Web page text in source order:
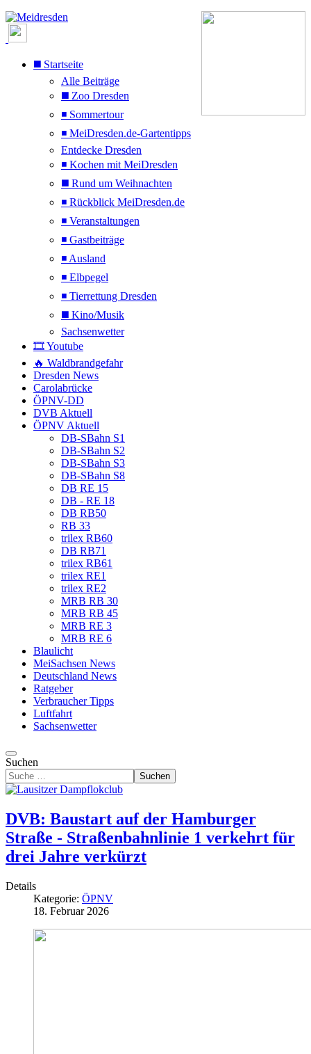
◼️ Startseite
Alle Beiträge
◼️ Zoo Dresden
◾ Sommertour
◾ MeiDresden.de-Gartentipps
Entdecke Dresden
◾ Kochen mit MeiDresden
◼️ Rund um Weihnachten
◾ Rückblick MeiDresden.de
◾ Veranstaltungen
◾ Gastbeiträge
◾ Ausland
◾ Elbpegel
◾ Tierrettung Dresden
◼️ Kino/Musik
Sachsenwetter
🎞️ Youtube
🔥 Waldbrandgefahr
Dresden News
Carolabrücke
ÖPNV-DD
DVB Aktuell
ÖPNV Aktuell
DB-SBahn S1
DB-SBahn S2
DB-SBahn S3
DB-SBahn S8
DB RE 15
DB - RE 18
DB RB50
RB 33
trilex RB60
DB RB71
trilex RB61
trilex RE1
trilex RE2
MRB RB 30
MRB RB 45
MRB RE 3
MRB RE 6
Blaulicht
MeiSachsen News
Deutschland News
Ratgeber
Verbraucher Tipps
Luftfahrt
Sachsenwetter
Suchen
Suchen
DVB: Baustart auf der Hamburger
Straße - Straßenbahnlinie 1 verkehrt für
drei Jahre verkürzt
Details
Kategorie: ÖPNV
18. Februar 2026